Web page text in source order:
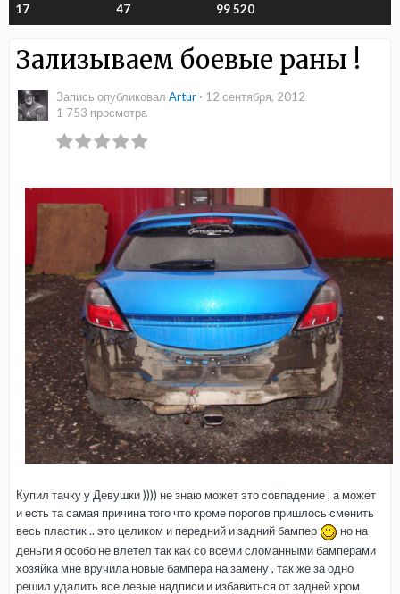
17 47 99 520
Зализываем боевые раны !
Запись опубликовал Аrtur · 12 сентября, 2012
1 753 просмотра
Купил тачку у Девушки )))) не знаю может это совпадение , а может
и есть та самая причина того что кроме порогов пришлось сменить
весь пластик .. это целиком и передний и задний бампер
но на
деньги я особо не влетел так как со всеми сломанными бамперами
хозяйка мне вручила новые бампера на замену , так же за одно
решил удалить все левые надписи и избавиться от задней хром